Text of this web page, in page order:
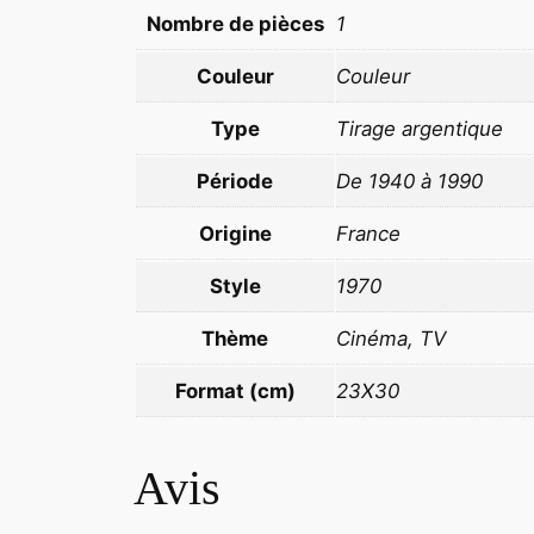
Nombre de pièces 1
Couleur Couleur
Type Tirage argentique
Période De 1940 à 1990
Origine France
Style 1970
Thème Cinéma, TV
Format (cm) 23X30
Avis